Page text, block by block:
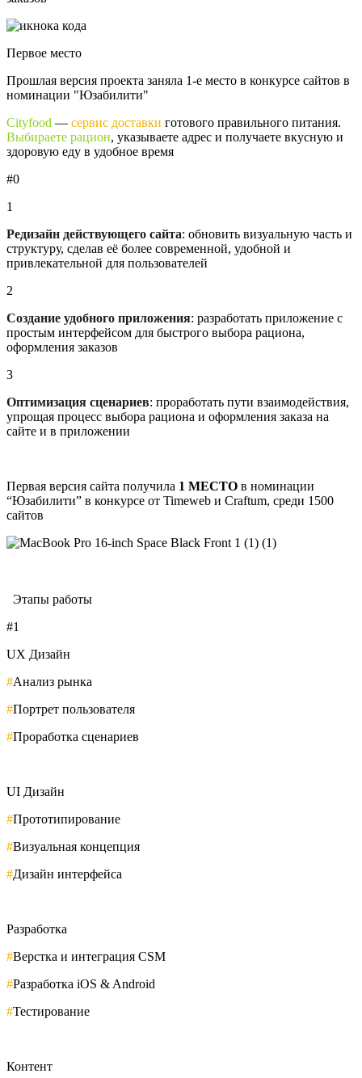
Первое место
Прошлая версия проекта заняла 1-е место в конкурсе сайтов в
номинации "Юзабилити"
Cityfood — сервис доставки готового правильного питания.
Выбираете рацион, указываете адрес и получаете вкусную и
здоровую еду в удобное время
#0
1
Редизайн действующего сайта: обновить визуальную часть и
структуру, сделав её более современной, удобной и
привлекательной для пользователей
2
Создание удобного приложения: разработать приложение с
простым интерфейсом для быстрого выбора рациона,
оформления заказов
3
Оптимизация сценариев: проработать пути взаимодействия,
упрощая процесс выбора рациона и оформления заказа на
сайте и в приложении
Первая версия сайта получила 1 МЕСТО в номинации
“Юзабилити” в конкурсе от Timeweb и Craftum, среди 1500
сайтов
Этапы работы
#1
UX Дизайн
#Анализ рынка
#Портрет пользователя
#Проработка сценариев
UI Дизайн
#Прототипирование
#Визуальная концепция
#Дизайн интерфейса
Разработка
#Верстка и интеграция CSM
#Разработка iOS & Android
#Тестирование
Контент